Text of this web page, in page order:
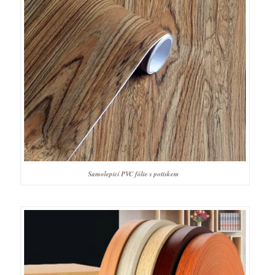
Samolepicí PVC fólie s potiskem